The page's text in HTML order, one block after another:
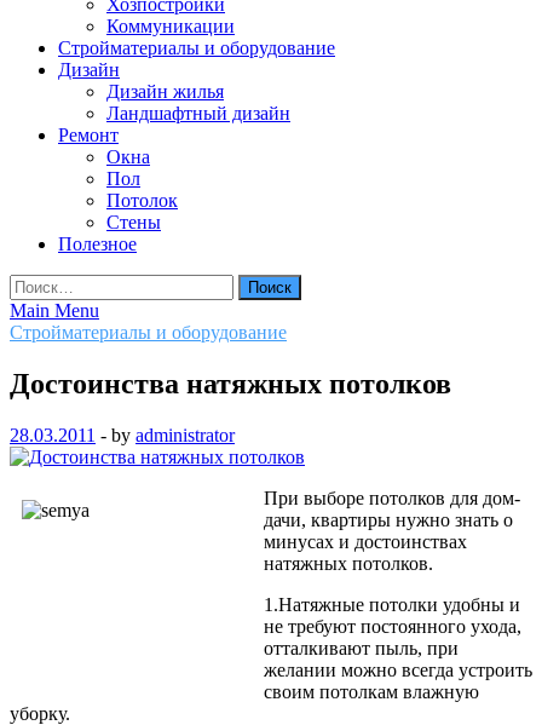
Хозпостройки
Коммуникации
Стройматериалы и оборудование
Дизайн
Дизайн жилья
Ландшафтный дизайн
Ремонт
Окна
Пол
Потолок
Стены
Полезное
Найти:
Main Menu
Стройматериалы и оборудование
Достоинства натяжных потолков
28.03.2011 - by administrator
При выборе потолков для дом-
дачи, квартиры нужно знать о
минусах и достоинствах
натяжных потолков.
1.Натяжные потолки удобны и
не требуют постоянного ухода,
отталкивают пыль, при
желании можно всегда устроить
своим потолкам влажную
уборку.